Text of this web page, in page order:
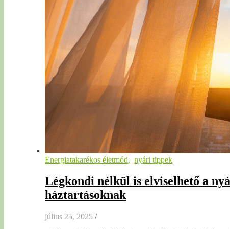
Energiatakarékos életmód, nyári tippek
Légkondi nélkül is elviselhető a
háztartásoknak
július 25, 2025 /